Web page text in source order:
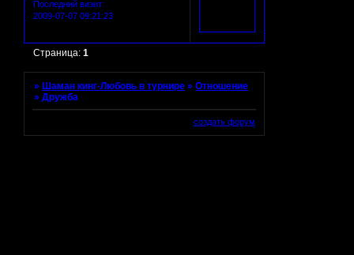
Последний визит:
2009-07-07 09:21:23
Страница:1
» Шаман кинг-Любовь в турнире »Отношение
»Дружба
создать форум